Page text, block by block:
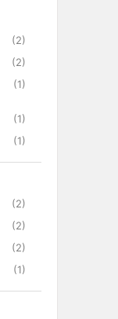
(2)
(2)
(1)
(1)
(1)
(2)
(2)
(2)
(1)